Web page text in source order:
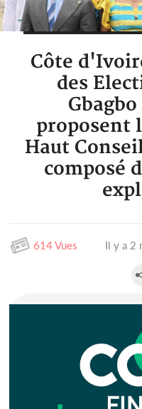
Côte
des
proposent
Haut
composé
614 Vues Il y a 2